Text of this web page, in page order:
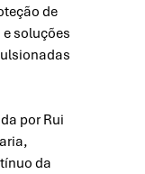
de
soluções
por Rui
da